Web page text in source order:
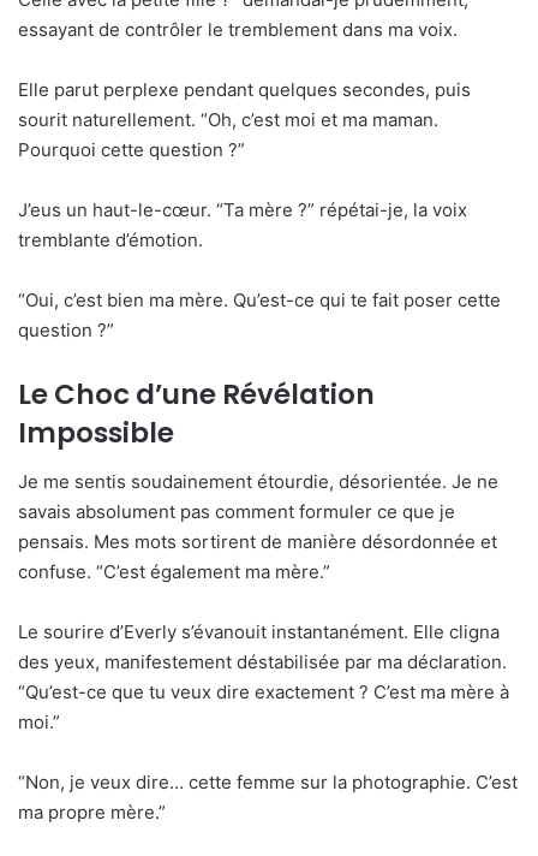
essayant de contrôler le tremblement dans ma voix.
Elle parut perplexe pendant quelques secondes, puis
sourit naturellement. “Oh, c’est moi et ma maman.
Pourquoi cette question ?”
J’eus un haut-le-cœur. “Ta mère ?” répétai-je, la voix
tremblante d’émotion.
“Oui, c’est bien ma mère. Qu’est-ce qui te fait poser cette
question ?”
Le Choc d’une Révélation
Impossible
Je me sentis soudainement étourdie, désorientée. Je ne
savais absolument pas comment formuler ce que je
pensais. Mes mots sortirent de manière désordonnée et
confuse. “C’est également ma mère.”
Le sourire d’Everly s’évanouit instantanément. Elle cligna
des yeux, manifestement déstabilisée par ma déclaration.
“Qu’est-ce que tu veux dire exactement ? C’est ma mère à
moi.”
“Non, je veux dire… cette femme sur la photographie. C’est
ma propre mère.”